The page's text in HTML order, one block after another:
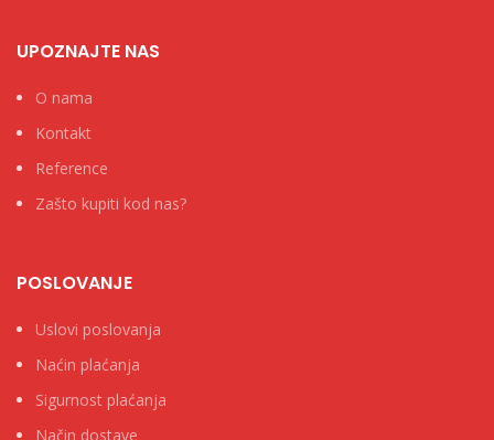
UPOZNAJTE NAS
O nama
Kontakt
Reference
Zašto kupiti kod nas?
POSLOVANJE
Uslovi poslovanja
Naćin plaćanja
Sigurnost plaćanja
Način dostave